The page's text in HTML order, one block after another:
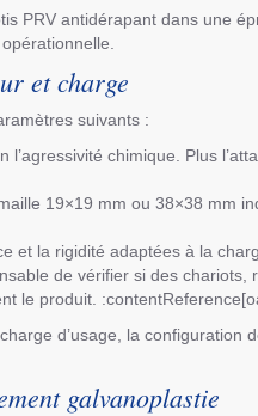
PRV antidérapant dans une
et charge
suivants :
l’agressivité chimique. Plus
19×19 mm ou 38×38 mm
et la rigidité adaptées à la
de vérifier si des
le produit.
d’usage, la configuration
galvanoplastie